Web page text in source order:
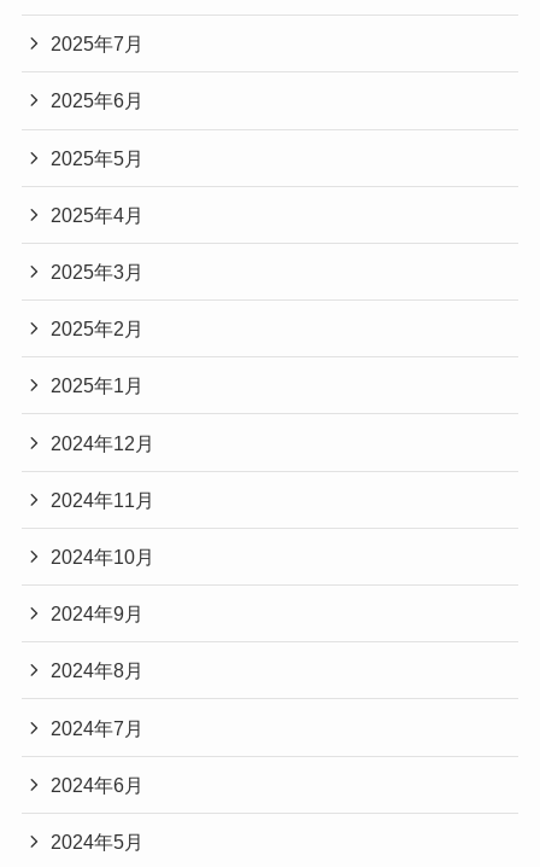
2025年7月
2025年6月
2025年5月
2025年4月
2025年3月
2025年2月
2025年1月
2024年12月
2024年11月
2024年10月
2024年9月
2024年8月
2024年7月
2024年6月
2024年5月